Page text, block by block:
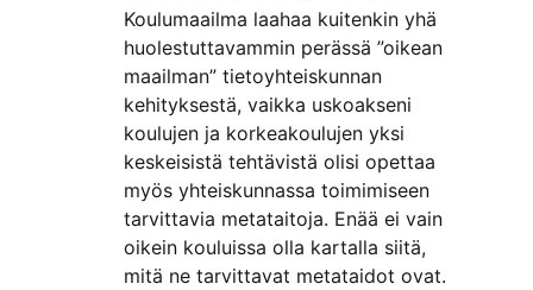
Koulumaailma laahaa kuitenkin yhä
huolestuttavammin perässä ”oikean
maailman” tietoyhteiskunnan
kehityksestä, vaikka uskoakseni
koulujen ja korkeakoulujen yksi
keskeisistä tehtävistä olisi opettaa
myös yhteiskunnassa toimimiseen
tarvittavia metataitoja. Enää ei vain
oikein kouluissa olla kartalla siitä,
mitä ne tarvittavat metataidot ovat.